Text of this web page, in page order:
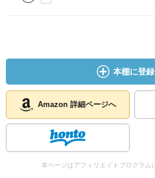
本棚に登
Amazon 詳細ページへ
本ページはアフィリエイトプログラム